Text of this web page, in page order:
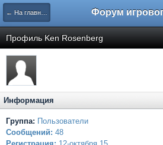
← На главную
Профиль Ken Rosenberg
Информация
Группа: Пользователи
Сообщений: 48